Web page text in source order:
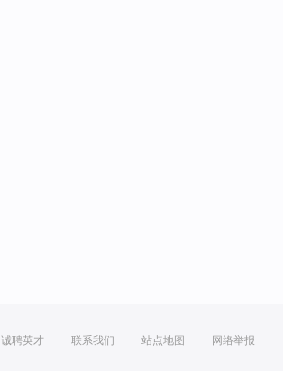
诚聘英才 联系我们 站点地图 网络举报